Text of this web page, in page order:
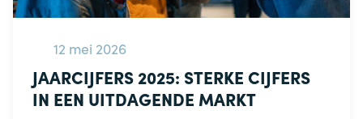
12 mei 2026
JAARCIJFERS 2025: STERKE CIJFERS
IN EEN UITDAGENDE MARKT